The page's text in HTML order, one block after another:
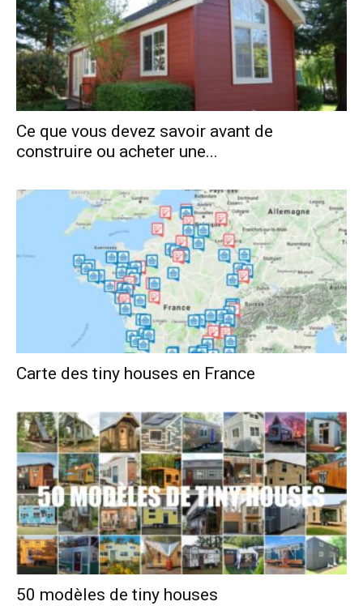
Ce que vous devez savoir avant de
construire ou acheter une...
Carte des tiny houses en France
50 modèles de tiny houses